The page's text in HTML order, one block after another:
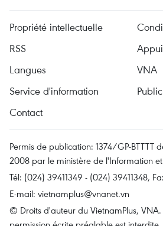
Propriété intellectuelle
RSS
Appui
Langues
VNA
Service d'information
Contact
Permis de publication: 1374/GP-BTTTT
2008 par le ministère de l'Information
Tél: (024) 39411349 - (024) 39411348,
E-mail: vietnamplus@vnanet.vn
© Droits d'auteur du VietnamPlus,